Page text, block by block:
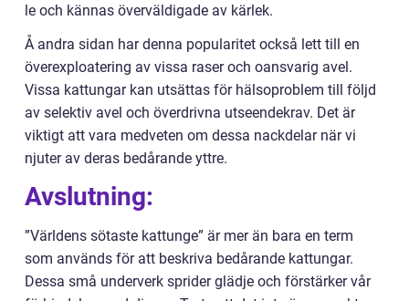
le och kännas överväldigade av kärlek.
Å andra sidan har denna popularitet också lett till en
överexploatering av vissa raser och oansvarig avel.
Vissa kattungar kan utsättas för hälsoproblem till följd
av selektiv avel och överdrivna utseendekrav. Det är
viktigt att vara medveten om dessa nackdelar när vi
njuter av deras bedårande yttre.
Avslutning:
”Världens sötaste kattunge” är mer än bara en term
som används för att beskriva bedårande kattungar.
Dessa små underverk sprider glädje och förstärker vår